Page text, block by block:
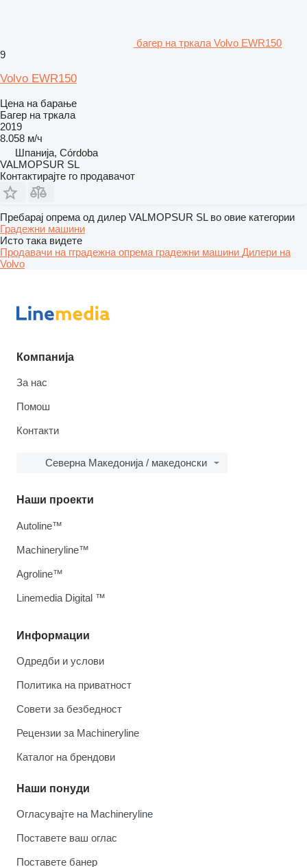
багер на тркала Volvo EWR150
9
Volvo EWR150
Цена на барање
Багер на тркала
2019
8.058 м/ч
Шпанија, Córdoba
VALMOPSUR SL
Контактирајте го продавачот
Пребарај опрема од дилер VALMOPSUR SL во овие категории
Градежни машини
Исто така видете
Продавачи на гградежна опрема градежни машини Дилери на
Volvo
Компанија
За нас
Помош
Контакти
Северна Македонија / македонски
Информации
Одредби и услови
Политика на приватност
Совети за безбедност
Рецензии за Machineryline
Каталог на брендови
Наши понуди
Огласувајте на Machineryline
Поставете ваш оглас
Поставете банер
Наши проекти
Autoline™
Machineryline™
Agroline™
Linemedia Digital ™